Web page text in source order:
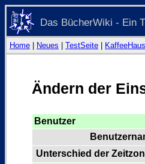
Das BücherWiki - Ein
Home Neues TestSeite KaffeeHaus
Ändern der
Benutzer
Unterschied der